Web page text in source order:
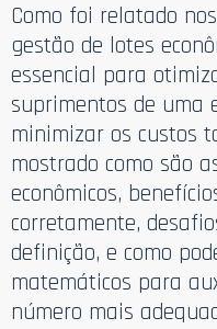
Como foi relatado
gestão de lotes
essencial para
suprimentos de uma
minimizar os custos
mostrado como são
econômicos,
corretamente,
definição, e como
matemáticos para
número mais